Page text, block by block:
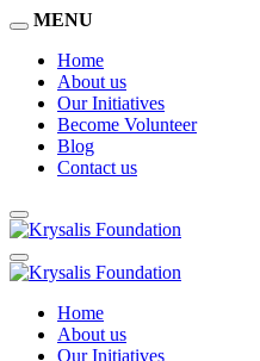
MENU
Home
About us
Our Initiatives
Become Volunteer
Blog
Contact us
Home
About us
Our Initiatives